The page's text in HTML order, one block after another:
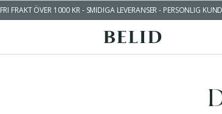
FRI FRAKT ÖVER 1000 KR - SMIDIGA LEVERANSER - PERSONLIG